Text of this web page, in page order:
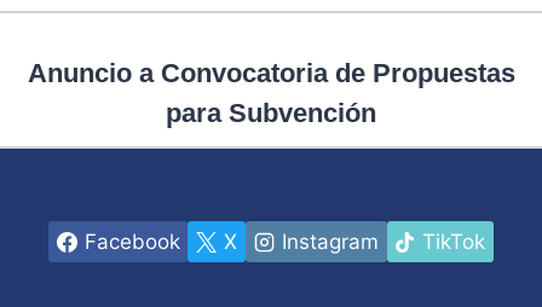
Anuncio a Convocatoria de Propuestas
para Subvención
Facebook X Instagram TikTok